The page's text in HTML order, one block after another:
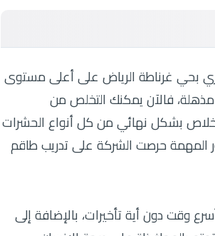
بحي غرناطة الرياض على أعلى مستوى
مذهلة، فالآن يمكنك التخلص من
الخلاص بشكل نهائي من كل أنواع الحشرات
المهمة حرصت الشركة على تدريب طاقم
وقت دون أية تأخيرات، بالإضافة إلى